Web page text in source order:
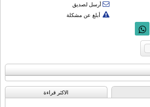
أرسل لصديق
أبلغ عن مشكلة
الاکثر قراءة